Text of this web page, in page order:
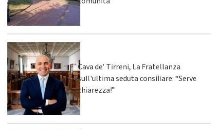
Cava de’ Tirreni, La Fratellanza
sull'ultima seduta consiliare: “Serve
chiarezza!”